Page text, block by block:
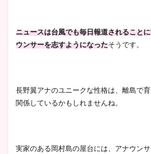
ニュースは台風でも毎日報道されること
ウンサーを志すようになったそうです。
長野翼アナのユニークな性格は、離島で
関係しているかもしれませんね。
実家のある岡村島の屋台には、アナウン